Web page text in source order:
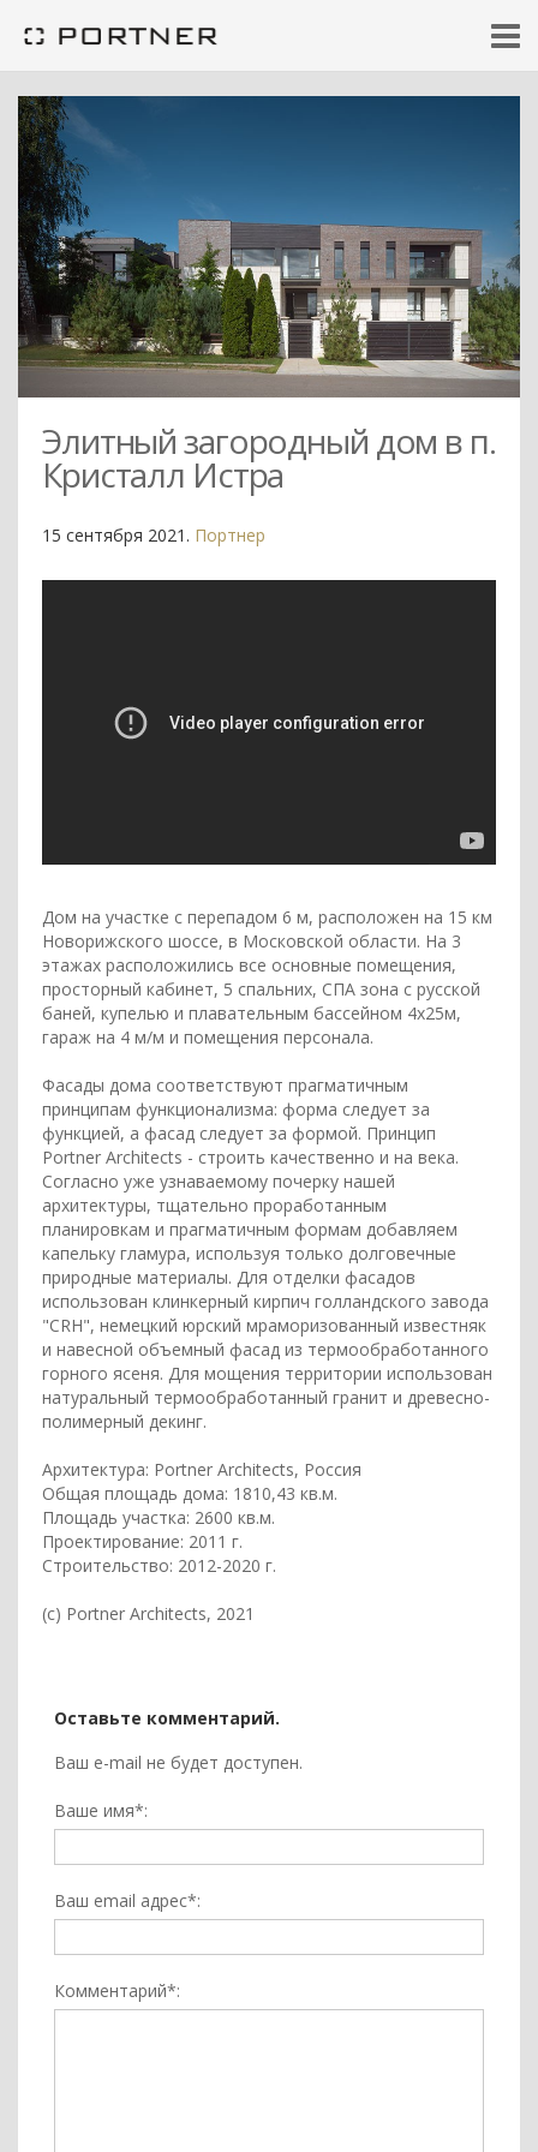
Элитный загородный дом в п.
Кристалл Истра
15 сентября 2021. Портнер
Дом на участке с перепадом 6 м, расположен на 15 км
Новорижского шоссе, в Московской области. На 3
этажах расположились все основные помещения,
просторный кабинет, 5 спальних, СПА зона с русской
баней, купелью и плавательным бассейном 4х25м,
гараж на 4 м/м и помещения персонала.
Фасады дома соответствуют прагматичным
принципам функционализма: форма следует за
функцией, а фасад следует за формой. Принцип
Portner Architects - строить качественно и на века.
Согласно уже узнаваемому почерку нашей
архитектуры, тщательно проработанным
планировкам и прагматичным формам добавляем
капельку гламура, используя только долговечные
природные материалы. Для отделки фасадов
использован клинкерный кирпич голландского завода
"CRH", немецкий юрский мраморизованный известняк
и навесной объемный фасад из термообработанного
горного ясеня. Для мощения территории использован
натуральный термообработанный гранит и древесно-
полимерный декинг.
Архитектура: Portner Architects, Россия
Общая площадь дома: 1810,43 кв.м.
Площадь участка: 2600 кв.м.
Проектирование: 2011 г.
Строительство: 2012-2020 г.
(c) Portner Architects, 2021
Оставьте комментарий.
Ваш e-mail не будет доступен.
Ваше имя*:
Ваш email адрес*:
Комментарий*: